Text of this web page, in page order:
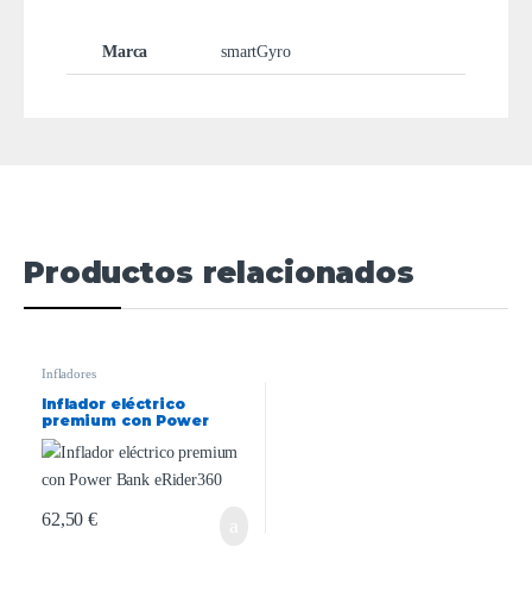
Marca smartGyro
Productos relacionados
Infladores
Inflador eléctrico
premium con Power
Bank eRider360
62,50€